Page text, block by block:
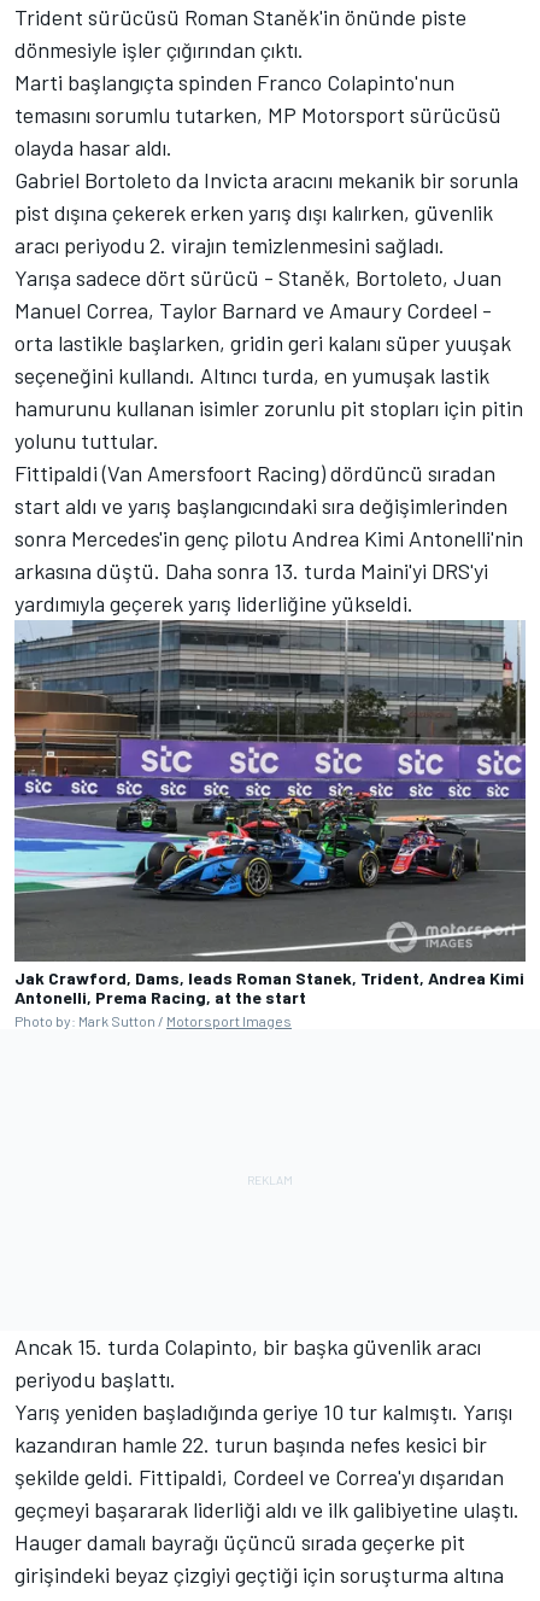
Trident sürücüsü Roman Staněk'in önünde piste
dönmesiyle işler çığırından çıktı.
Marti başlangıçta spinden Franco Colapinto'nun
temasını sorumlu tutarken, MP Motorsport sürücüsü
olayda hasar aldı.
Gabriel Bortoleto da Invicta aracını mekanik bir sorunla
pist dışına çekerek erken yarış dışı kalırken, güvenlik
aracı periyodu 2. virajın temizlenmesini sağladı.
Yarışa sadece dört sürücü - Staněk, Bortoleto, Juan
Manuel Correa, Taylor Barnard ve Amaury Cordeel -
orta lastikle başlarken, gridin geri kalanı süper yuuşak
seçeneğini kullandı. Altıncı turda, en yumuşak lastik
hamurunu kullanan isimler zorunlu pit stopları için pitin
yolunu tuttular.
Fittipaldi (Van Amersfoort Racing) dördüncü sıradan
start aldı ve yarış başlangıcındaki sıra değişimlerinden
sonra Mercedes'in genç pilotu Andrea Kimi Antonelli'nin
arkasına düştü. Daha sonra 13. turda Maini'yi DRS'yi
yardımıyla geçerek yarış liderliğine yükseldi.
Jak Crawford, Dams, leads Roman Stanek, Trident, Andrea Kimi
Antonelli, Prema Racing, at the start
Photo by: Mark Sutton / Motorsport Images
Ancak 15. turda Colapinto, bir başka güvenlik aracı
periyodu başlattı.
Yarış yeniden başladığında geriye 10 tur kalmıştı. Yarışı
kazandıran hamle 22. turun başında nefes kesici bir
şekilde geldi. Fittipaldi, Cordeel ve Correa'yı dışarıdan
geçmeyi başararak liderliği aldı ve ilk galibiyetine ulaştı.
Hauger damalı bayrağı üçüncü sırada geçerke pit
girişindeki beyaz çizgiyi geçtiği için soruşturma altına